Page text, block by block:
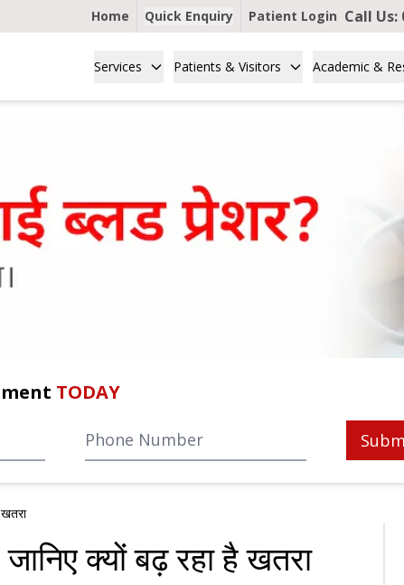
Home Quick Enquiry Patient Login Call Us:
Services Patients & Visitors Academic &
TODAY
क्यों बढ़ रहा है खतरा